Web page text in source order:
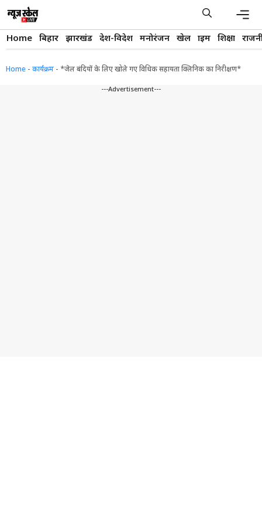
content
Home बिहार झारखंड देश-विदेश मनोरंजन खेल क्राइम शिक्षा
Home - कार्यक्रम - *जेल बंदियों के लिए खोले गए विधिक सहायता क्लिनिक का निरीक्षण*
---Advertisement---